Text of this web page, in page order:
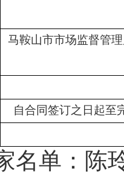
马鞍山市市场监督管
自合同签订之日起至
名单： 陈